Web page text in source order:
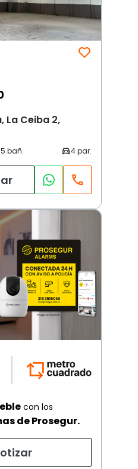
La Ceiba 2,
con los
de Prosegur.